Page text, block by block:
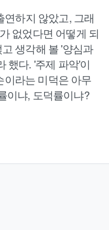
연하지 않았고, 그래
없었다면 어떻게 되
생각해 볼 '양심과
했다. '주제 파악'이
라는 미덕은 아무
이냐, 도덕률이냐?